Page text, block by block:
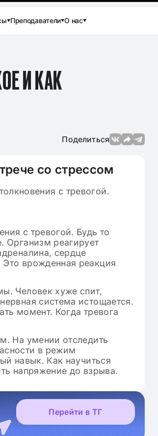
Преподаватели О нас
И КАК
Поделиться
со стрессом
с тревогой. Будь то
Организм реагирует
сердце
врожденная реакция
Человек хуже спит,
система истощается.
момент. Когда тревога
На умении отследить
в режим
навык. Как научиться
напряжение до взрыва.
Перейти в ТГ
04.12.2024 Просмотров: 33 872